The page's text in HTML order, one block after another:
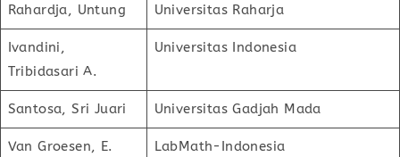
Rahardja, Untung Universitas Raharja
Ivandini,
Tribidasari A.
Universitas Indonesia
Santosa, Sri Juari Universitas Gadjah Mada
Van Groesen, E. LabMath-Indonesia